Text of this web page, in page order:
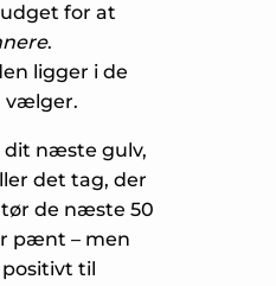
for at
.
ligger i de
vælger.
dit næste gulv,
det tag, der
de næste 50
pænt – men
til